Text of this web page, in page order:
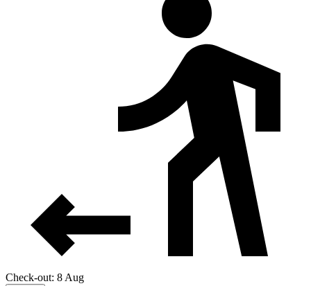
Check-out: 8 Aug